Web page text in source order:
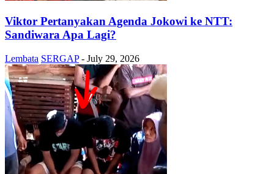
Viktor Pertanyakan Agenda Jokowi ke NTT:
Sandiwara Apa Lagi?
Lembata SERGAP - July 29, 2026